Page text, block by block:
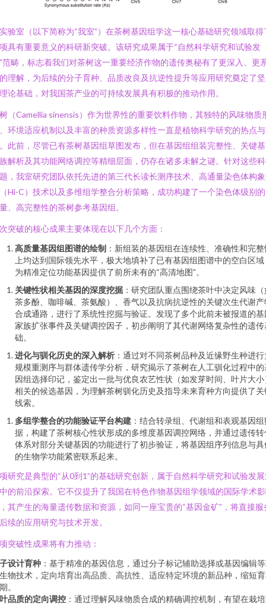
验室（以下简称为“我室”）在茶树基因组学这一核心基础研究领域取得
具有重要意义的科研新突破。该研究成果属于“自然科学研究和试验发
范畴，标志着我们对茶树这一重要经济作物的遗传奥秘有了更深入、更
理解，为后续的分子育种、品质改良及抗逆性提升等应用研究奠定了
论基础，对我国茶产业的可持续发展具有积极的推动作用。
（Camellia sinensis）作为世界性的重要饮料作物，其独特的风味物质
环境适应机制以及丰富的种质资源多样性一直是植物科学研究的热点
此前，尽管已有茶树基因组草图发布，但在基因组组装完整性、关键
解析及其功能网络调控等精细层面，仍存在诸多未解之谜。针对这些
，我室研究团队依托先进的第三代长读长测序技术、高通量染色体构
Hi-C）技术以及多维组学整合分析策略，成功构建了一个染色体级别
、高完整性的茶树参考基因组。
突破的核心成果主要体现在以下几个方面：
高质量基因组图谱的绘制 ：新组装的基因组在连续性、准确性和完
上均达到国际领先水平，极大地填补了已有基因组图谱中的空白区域
为精准定位功能基因提供了前所未有的“高清地图”。
关键性状相关基因的深度挖掘 ：研究团队重点围绕茶叶中决定风味
茶多酚、咖啡碱、茶氨酸）、香气以及抗病抗逆性的关键次生代谢产
合成通路，进行了系统性挖掘与验证。发现了多个此前未被报道的基
家族扩张事件及关键调控因子，初步阐明了其代谢网络复杂性的遗传
础。
进化与驯化历史的深入解析 ：通过对不同茶树品种及近缘野生种进
规模重测序与群体遗传学分析，研究揭示了茶树在人工驯化过程中的
因组选择印记，鉴定出一批与优良农艺性状（如发芽时间、叶片大小
相关的候选基因，为理解茶树驯化历史及指导未来育种方向提供了关
线索。
多组学整合的功能验证平台构建 ：结合转录组、代谢组和表观基因
据，构建了茶树核心性状形成的多维度基因调控网络，并通过遗传转
体系对部分关键基因的功能进行了初步验证，将基因组序列信息与具
的生物学功能紧密联系起来。
研究是典型的“从0到1”的基础研究创新，属于自然科学研究和试验发
的前沿探索。它不仅提升了我国在特色作物基因组学领域的国际学术
其产生的海量遗传数据和资源，如同一座宝贵的“基因金矿”，将直接服
续的应用研究与技术开发。
突破性成果将有力推动：
设计育种 ：基于精准的基因信息，通过分子标记辅助选择或基因编辑
物技术，定向培育出高品质、高抗性、适应特定环境的新品种，缩短
。
品质的定向调控 ：通过理解风味物质合成的精确调控机制，有望在栽